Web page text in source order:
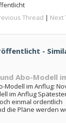
Thread | Next
-
Abo-Modell
Modell im Anflug:
im Anflug
einmal ordentlich
die Pläne werden